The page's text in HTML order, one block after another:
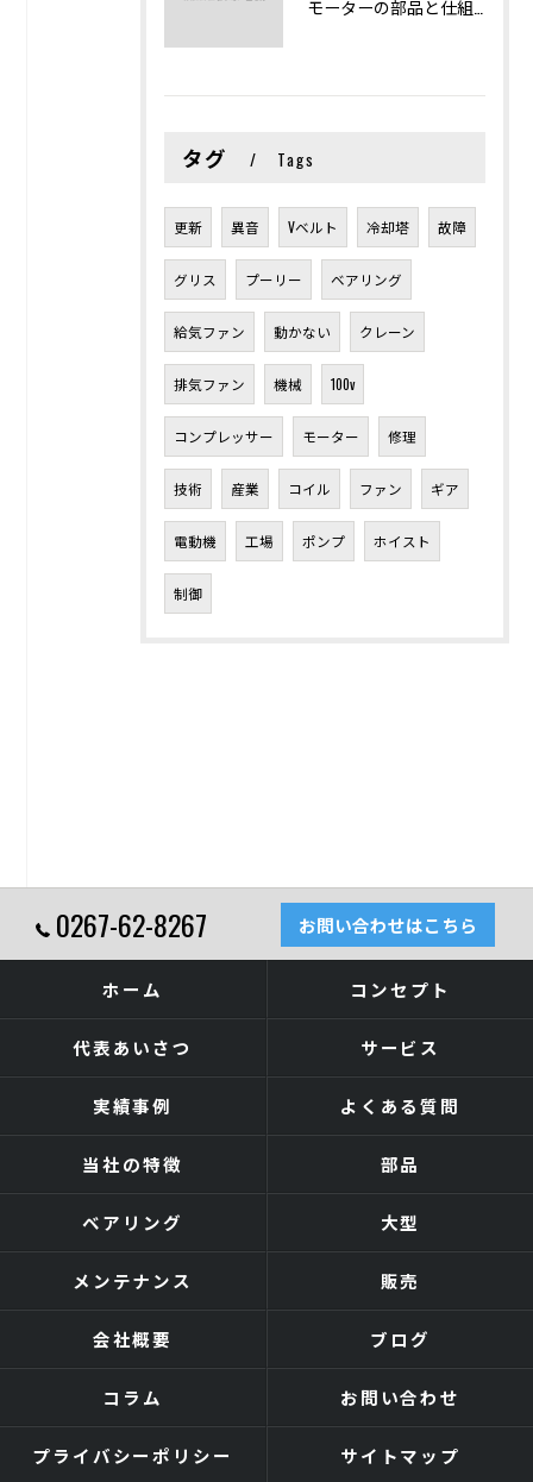
タグ Tags
更新 異音 Vベルト 冷却塔 故障
グリス プーリー ベアリング
給気ファン 動かない クレーン
排気ファン 機械 100v
コンプレッサー モーター 修理
技術 産業 コイル ファン ギア
電動機 工場 ポンプ ホイスト
制御
0267-62-8267 お問い合わせはこちら
ホーム コンセプト
代表あいさつ サービス
実績事例 よくある質問
当社の特徴 部品
ベアリング 大型
メンテナンス 販売
会社概要 ブログ
コラム お問い合わせ
プライバシーポリシー サイトマップ